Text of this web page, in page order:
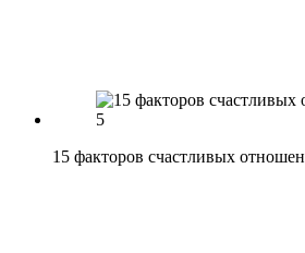
15 факторов счастливых